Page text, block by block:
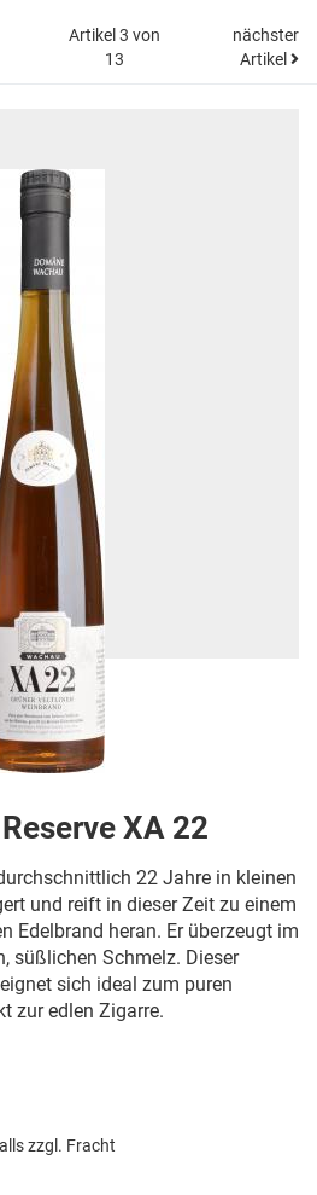
Artikel 3 von
13
nächster
Artikel
XA 22
22 Jahre in kleinen
und reift in dieser Zeit zu einem
Edelbrand heran. Er überzeugt im
süßlichen Schmelz. Dieser
sich ideal zum puren
zur edlen Zigarre.
zzgl. Fracht